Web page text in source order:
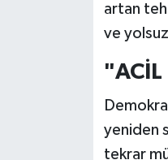
artan
ve
"ACİL
yeniden
tekrar